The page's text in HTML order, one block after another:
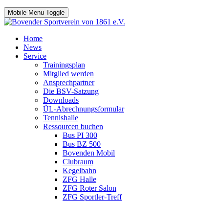
Mobile Menu Toggle
Home
News
Service
Trainingsplan
Mitglied werden
Ansprechpartner
Die BSV-Satzung
Downloads
ÜL-Abrechnungsformular
Tennishalle
Ressourcen buchen
Bus PI 300
Bus BZ 500
Bovenden Mobil
Clubraum
Kegelbahn
ZFG Halle
ZFG Roter Salon
ZFG Sportler-Treff